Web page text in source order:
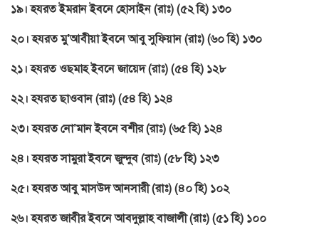
১৯। হযরত ইমরান ইবনে হোসাইন (রাঃ) (৫২ হি) ১৩০
২০। হযরত মু’আবীয়া ইবনে আবু সুফিয়ান (রাঃ) (৬০ হি) ১৩০
২১। হযরত ওছমাহ ইবনে জায়েদ (রাঃ) (৫৪ হি) ১২৮
২২। হযরত ছাওবান (রাঃ) (৫৪ হি) ১২৪
২৩। হযরত নো’মান ইবনে বশীর (রাঃ) (৬৫ হি) ১২৪
২৪। হযরত সামুরা ইবনে জুন্দুব (রাঃ) (৫৮ হি) ১২৩
২৫। হযরত আবু মাসউদ আনসারী (রাঃ) (৪০ হি) ১০২
২৬। হযরত জাবীর ইবনে আবদুল্লাহ বাজালী (রাঃ) (৫১ হি) ১০০